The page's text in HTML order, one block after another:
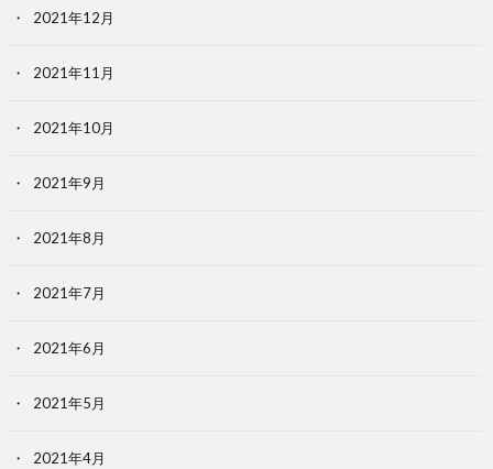
2021年12月
2021年11月
2021年10月
2021年9月
2021年8月
2021年7月
2021年6月
2021年5月
2021年4月